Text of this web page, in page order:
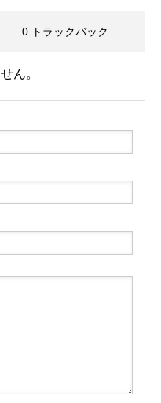
0 トラックバック
ん。